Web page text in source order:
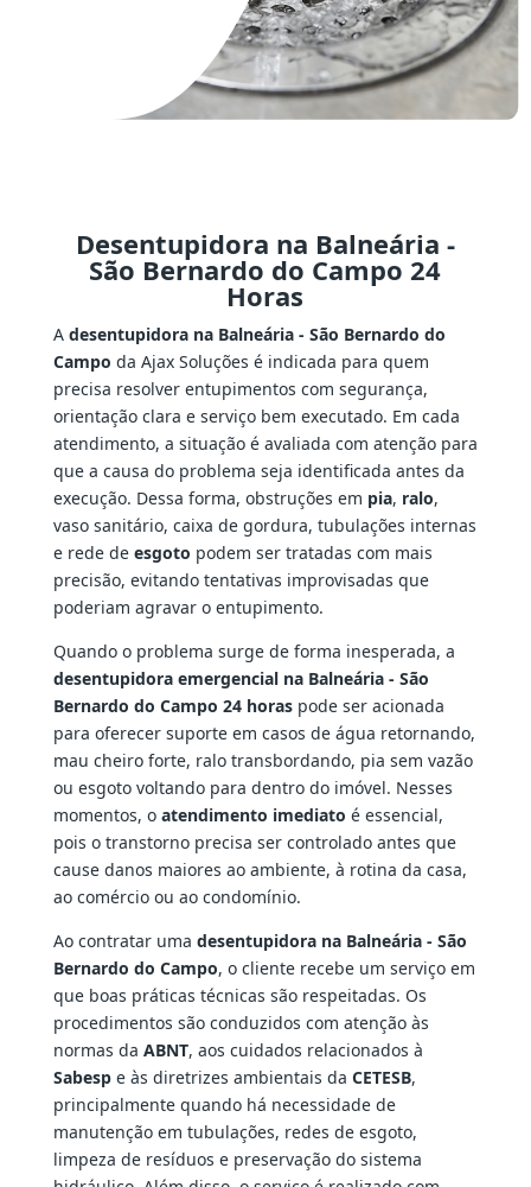
Desentupidora na Balneária -
São Bernardo do Campo 24
Horas
A desentupidora na Balneária - São Bernardo do
Campo da Ajax Soluções é indicada para quem
precisa resolver entupimentos com segurança,
orientação clara e serviço bem executado. Em cada
atendimento, a situação é avaliada com atenção para
que a causa do problema seja identificada antes da
execução. Dessa forma, obstruções em pia, ralo,
vaso sanitário, caixa de gordura, tubulações internas
e rede de esgoto podem ser tratadas com mais
precisão, evitando tentativas improvisadas que
poderiam agravar o entupimento.
Quando o problema surge de forma inesperada, a
desentupidora emergencial na Balneária - São
Bernardo do Campo 24 horaspode ser acionada
para oferecer suporte em casos de água retornando,
mau cheiro forte, ralo transbordando, pia sem vazão
ou esgoto voltando para dentro do imóvel. Nesses
momentos, o atendimento imediato é essencial,
pois o transtorno precisa ser controlado antes que
cause danos maiores ao ambiente, à rotina da casa,
ao comércio ou ao condomínio.
Ao contratar uma desentupidora na Balneária - São
Bernardo do Campo, o cliente recebe um serviço em
que boas práticas técnicas são respeitadas. Os
procedimentos são conduzidos com atenção às
normas da ABNT, aos cuidados relacionados à
Sabespe às diretrizes ambientais da CETESB,
principalmente quando há necessidade de
manutenção em tubulações, redes de esgoto,
limpeza de resíduos e preservação do sistema